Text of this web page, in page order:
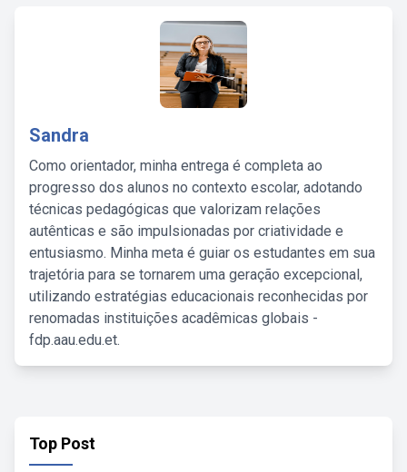
Sandra
Como orientador, minha entrega é completa ao
progresso dos alunos no contexto escolar, adotando
técnicas pedagógicas que valorizam relações
autênticas e são impulsionadas por criatividade e
entusiasmo. Minha meta é guiar os estudantes em sua
trajetória para se tornarem uma geração excepcional,
utilizando estratégias educacionais reconhecidas por
renomadas instituições acadêmicas globais -
fdp.aau.edu.et.
Top Post